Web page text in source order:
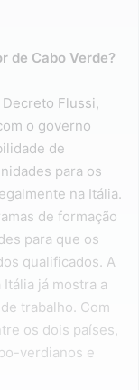
de Cabo Verde?
Flussi,
o governo
de
para os
na Itália.
de formação
para que os
qualificados. A
já mostra a
trabalho. Com
os dois países,
verdianos e